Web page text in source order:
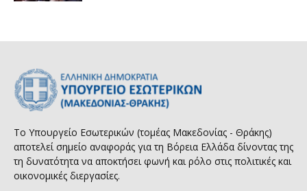
Το Υπουργείο Εσωτερικών (τομέας Μακεδονίας - Θράκης)
αποτελεί σημείο αναφοράς για τη Βόρεια Ελλάδα δίνοντας της
τη δυνατότητα να αποκτήσει φωνή και ρόλο στις πολιτικές και
οικονομικές διεργασίες.